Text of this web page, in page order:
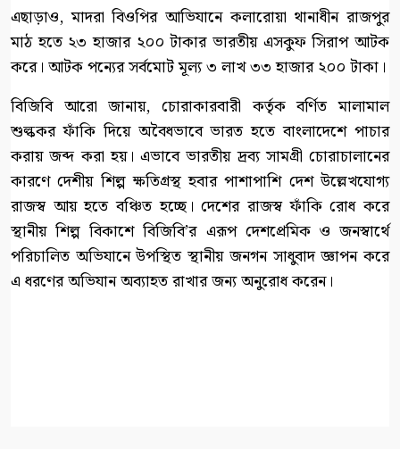
এছাড়াও, মাদরা বিওপির আভিযানে কলারোয়া থানাধীন রাজপুর
মাঠ হতে ২৩ হাজার ২০০ টাকার ভারতীয় এসকুফ সিরাপ আটক
করে। আটক পন্যের সর্বমোট মূল্য ৩ লাখ ৩৩ হাজার ২০০ টাকা।
বিজিবি আরো জানায়, চোরাকারবারী কর্তৃক বর্ণিত মালামাল
শুল্ককর ফাঁকি দিয়ে অবৈধভাবে ভারত হতে বাংলাদেশে পাচার
করায় জব্দ করা হয়। এভাবে ভারতীয় দ্রব্য সামগ্রী চোরাচালানের
কারণে দেশীয় শিল্প ক্ষতিগ্রস্থ হবার পাশাপাশি দেশ উল্লেখযোগ্য
রাজস্ব আয় হতে বঞ্চিত হচ্ছে। দেশের রাজস্ব ফাঁকি রোধ করে
স্থানীয় শিল্প বিকাশে বিজিবি’র এরূপ দেশপ্রেমিক ও জনস্বার্থে
পরিচালিত অভিযানে উপস্থিত স্থানীয় জনগন সাধুবাদ জ্ঞাপন করে
এ ধরণের অভিযান অব্যাহত রাখার জন্য অনুরোধ করেন।